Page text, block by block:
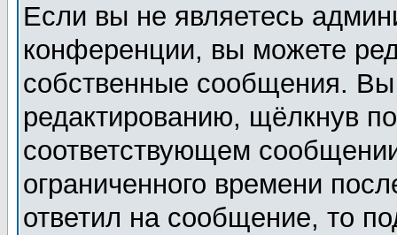
Если вы не являетесь
конференции, вы можете
собственные сообщения.
редактированию, щёлкнув
соответствующем
ограниченного времени
ответил на сообщение, то